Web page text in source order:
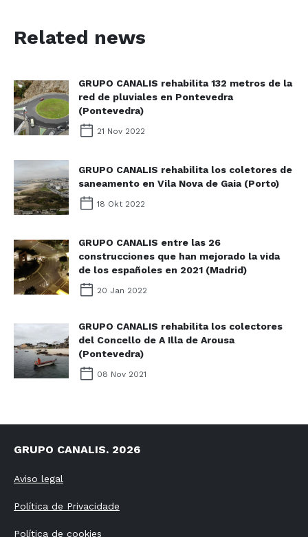
Related news
GRUPO CANALIS rehabilita 132 metros de la
red de pluviales en Pontevedra
(Pontevedra)
21 Nov 2022
GRUPO CANALIS rehabilita los coletores de
saneamento en Vila Nova de Gaia (Porto)
18 Okt 2022
GRUPO CANALIS entre las 26
construcciones que han mejorado la vida
de los españoles en 2021 (Madrid)
20 Jan 2022
GRUPO CANALIS rehabilita los colectores
del Concello de A Illa de Arousa
(Pontevedra)
08 Nov 2021
GRUPO CANALIS. 2026
Aviso legal
Política de Privacidade
Política de cookies